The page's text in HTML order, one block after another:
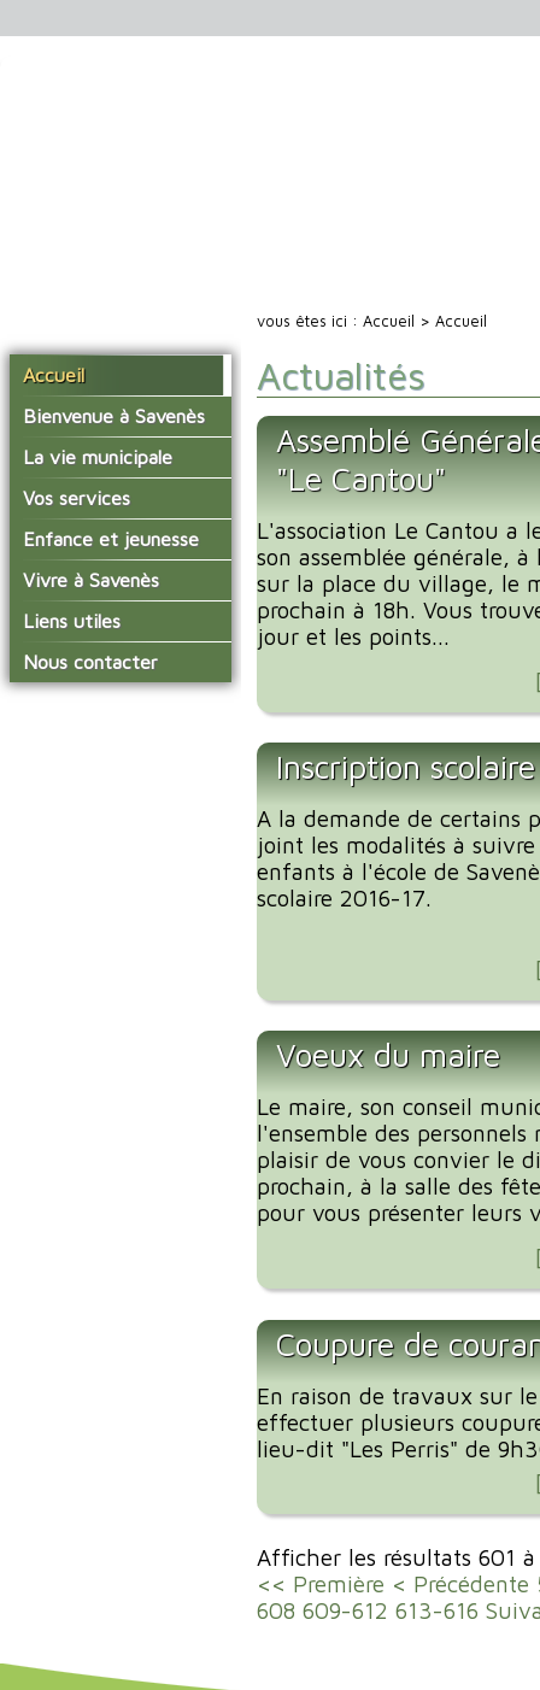
Accueil
Bienvenue à Savenès
Situer Savenès
Savenès en chiffre
L'histoire du village
Actualités de Savenès
sur ladepeche.fr
La vie municipale
Vos élus
Les compte-rendus du
conseil municipal
Les commissions
Les diverses
délégations/syndicats
L'urbanisme
Vos services
La mairie
Le service technique
Les services de l'école
Les installations
municipales
La collecte des ordures
Enfance et jeunesse
L'école primaire
La garderie et la cantine
Le temps périscolaire
La petite enfance
Vivre à Savenès
Agenda Salle des Fetes
Liens utiles
Communauté de
Communes Grand Sud
Tarn et Garonne
Nous contacter
vous êtes ici : Accueil > Accueil
Actualités
Assemblé
"Le Cantou"
L'association Le Cantou a
son assemblée générale, à
sur la place du village, le
prochain à 18h. Vous
jour et les points...
Inscription
A la demande de certains
joint les modalités à
enfants à l'école de
scolaire 2016-17.
Voeux du maire
Le maire, son conseil
l'ensemble des
plaisir de vous convier le
prochain, à la salle des
pour vous présenter leurs
Coupure de
En raison de travaux sur
effectuer plusieurs
lieu-dit "Les Perris" de
Afficher les résultats 601
<< Première < Précédente
608 609-612 613-616